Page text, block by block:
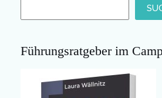
Führungsratgeber im